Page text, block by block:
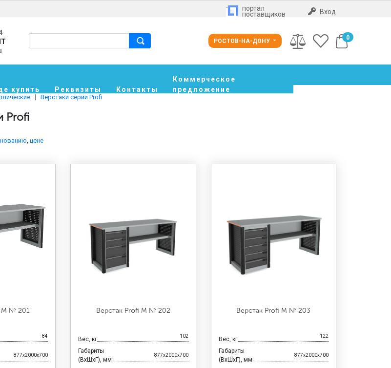
портал
поставщиков Вход
РОСТОВ-НА-ДОНУ 0
купить Реквизиты Контакты
Коммерческое
предложение
Верстаки серии Profi
Profi
,цене
M № 201
84
877x2000x700
Верстак Profi M № 202
Вес, кг 102
Габариты
(ВхШхГ), мм
877x2000x700
Верстак Profi M № 203
Вес, кг 122
Габариты
(ВхШхГ), мм
877x2000x700